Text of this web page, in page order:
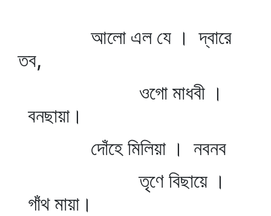
আলো এল যে । দ্বারে
তব,
ওগো মাধবী ।
বনছায়া।
দোঁহে মিলিয়া । নবনব
তৃণে বিছায়ে ।
গাঁথ মায়া।